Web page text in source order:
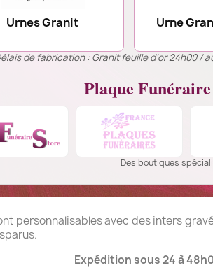
Urnes Granit Urne
de fabrication : Granit feuille d’or 24h00 /
Plaque
Des boutiques
personnalisables avec des inters
Expédition sous 24 à